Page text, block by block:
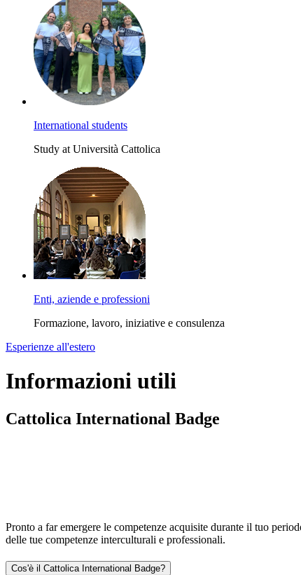
International students
Study at Università Cattolica
Enti, aziende e professioni
Formazione, lavoro, iniziative e consulenza
Esperienze all'estero
Informazioni utili
Cattolica International Badge
Pronto a far emergere le competenze acquisite durante il tuo
delle tue competenze interculturali e professionali.
Cos'è il Cattolica International Badge?